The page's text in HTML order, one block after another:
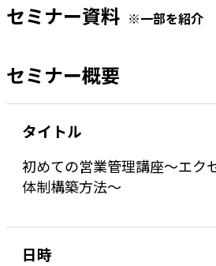
セミナー資料 ※一部を紹介
セミナー概要
タイトル
初めての営業管理講座～エク
体制構築方法～
日時